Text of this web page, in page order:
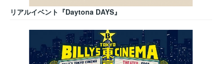
リアルイベント『Daytona DAYS』